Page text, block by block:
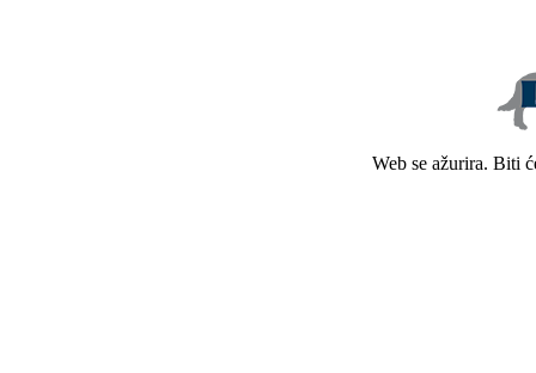
Web se ažurira. Biti